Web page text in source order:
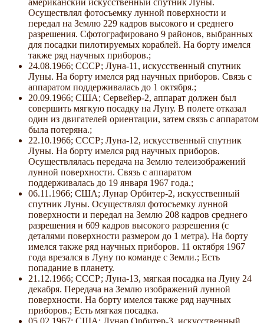
американский искусственный спутник Луны.
Осуществлял фотосъемку лунной поверхности и
передал на Землю 229 кадров высокого и среднего
разрешения. Сфотографировано 9 районов, выбранных
для посадки пилотируемых кораблей. На борту имелся
также ряд научных приборов.;
24.08.1966; СССР; Луна-11, искусственный спутник
Луны. На борту имелся ряд научных приборов. Связь с
аппаратом поддерживалась до 1 октября.;
20.09.1966; США; Сервейер-2, аппарат должен был
совершить мягкую посадку на Луну. В полете отказал
один из двигателей ориентации, затем связь с аппаратом
была потеряна.;
22.10.1966; СССР; Луна-12, искусственный спутник
Луны. На борту имелся ряд научных приборов.
Осуществлялась передача на Землю телеизображений
лунной поверхности. Связь с аппаратом
поддерживалась до 19 января 1967 года.;
06.11.1966; США; Лунар Орбитер-2, искусственный
спутник Луны. Осуществлял фотосъемку лунной
поверхности и передал на Землю 208 кадров среднего
разрешения и 609 кадров высокого разрешения (с
деталями поверхности размером до 1 метра). На борту
имелся также ряд научных приборов. 11 октября 1967
года врезался в Луну по команде с Земли.; Есть
попадание в планету.
21.12.1966; СССР; Луна-13, мягкая посадка на Луну 24
декабря. Передача на Землю изображений лунной
поверхности. На борту имелся также ряд научных
приборов.; Есть мягкая посадка.
05.02.1967; США; Лунар Орбитер-3, искусственный